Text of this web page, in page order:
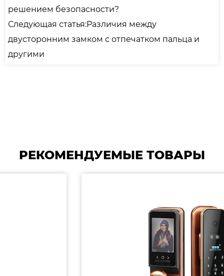
решением безопасности?
Следующая статья:Различия между
двусторонним замком с отпечатком пальца и
другими
РЕКОМЕНДУЕМЫЕ ТОВАРЫ